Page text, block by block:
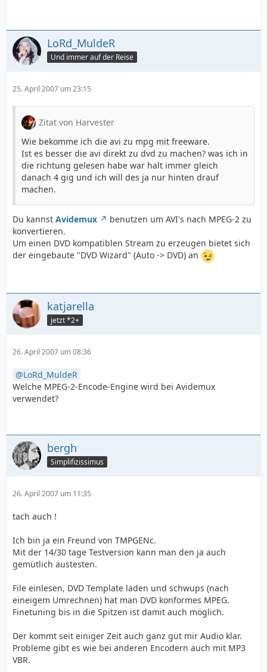
LoRd_MuldeR
Und immer auf der Reise
25. April 2007 um 23:15
Zitat von Harvester
Wie bekomme ich die avi zu mpg mit freeware.
Ist es besser die avi direkt zu dvd zu machen? was ich in
die richtung gelesen habe war halt immer gleich
danach 4 gig und ich will des ja nur hinten drauf
machen.
Du kannst Avidemux
benutzen um AVI's nach MPEG-2 zu
konvertieren.
Um einen DVD kompatiblen Stream zu erzeugen bietet sich
der eingebaute "DVD Wizard" (Auto -> DVD) an
katjarella
jetzt *2+
26. April 2007 um 08:36
LoRd_MuldeR
Welche MPEG-2-Encode-Engine wird bei Avidemux
verwendet?
bergh
Simplifizissimus
26. April 2007 um 11:35
tach auch !
Ich bin ja ein Freund von TMPGENc.
Mit der 14/30 tage Testversion kann man den ja auch
gemütlich austesten.
File einlesen, DVD Template laden und schwups (nach
eineigem Umrechnen) hat man DVD konformes MPEG.
Finetuning bis in die Spitzen ist damit auch möglich.
Der kommt seit einiger Zeit auch ganz gut mir Audio klar.
Probleme gibt es wie bei anderen Encodern auch mit MP3
VBR.